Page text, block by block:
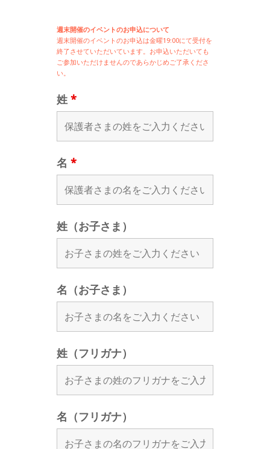
週末開催のイベントのお申込について
週末開催のイベントのお申込は金曜19:00にて受付を
終了させていただいています。お申込いただいても
ご参加いただけませんのであらかじめご了承くださ
い。
姓 *
名 *
姓（お子さま）
名（お子さま）
姓（フリガナ）
名（フリガナ）